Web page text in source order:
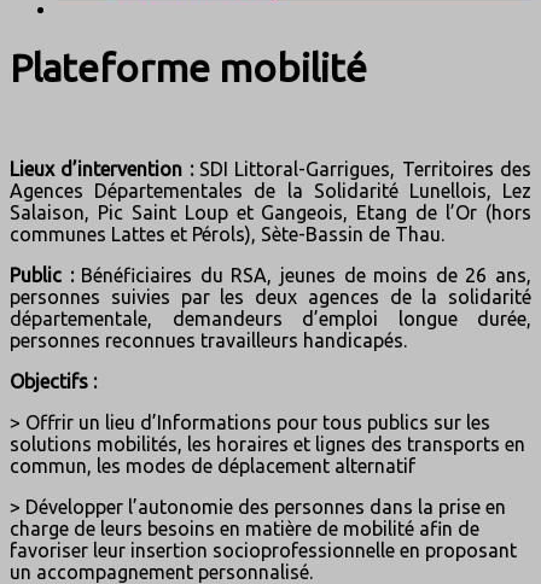
Plateforme mobilité
Lieux d’intervention :SDI Littoral-Garrigues, Territoires des
Agences Départementales de la Solidarité Lunellois, Lez
Salaison, Pic Saint Loup et Gangeois, Etang de l’Or (hors
communes Lattes et Pérols), Sète-Bassin de Thau.
Public :Bénéficiaires du RSA, jeunes de moins de 26 ans,
personnes suivies par les deux agences de la solidarité
départementale, demandeurs d’emploi longue durée,
personnes reconnues travailleurs handicapés.
Objectifs :
> Offrir un lieu d’Informations pour tous publics sur les
solutions mobilités, les horaires et lignes des transports en
commun, les modes de déplacement alternatif
> Développer l’autonomie des personnes dans la prise en
charge de leurs besoins en matière de mobilité afin de
favoriser leur insertion socioprofessionnelle en proposant
un accompagnement personnalisé.